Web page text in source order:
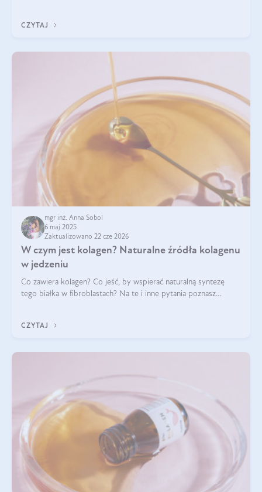
CZYTAJ
mgr inż. Anna Sobol
6 maj 2025
Zaktualizowano 22 cze 2026
W czym jest kolagen? Naturalne źródła kolagenu
w jedzeniu
Co zawiera kolagen? Co jeść, by wspierać naturalną syntezę
tego białka w fibroblastach? Na te i inne pytania poznasz
CZYTAJ